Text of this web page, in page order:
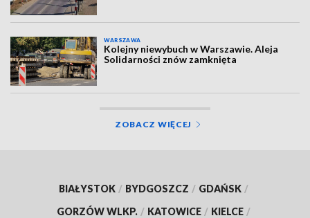
WARSZAWA
Kolejny niewybuch w Warszawie. Aleja
Solidarności znów zamknięta
ZOBACZ WIĘCEJ
BIAŁYSTOK / BYDGOSZCZ / GDAŃSK /
GORZÓW WLKP. / KATOWICE / KIELCE /